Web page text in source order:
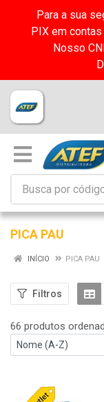
Para a sua
PIX em
Nosso
PICA PAU
INÍCIO PICA PAU
Filtros
66 produtos